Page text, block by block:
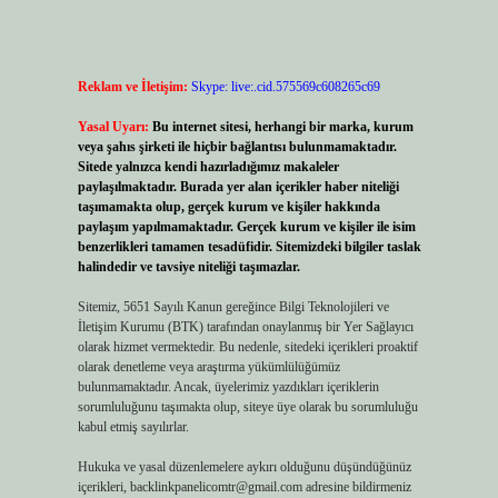
Reklam ve İletişim: Skype: live:.cid.575569c608265c69
Yasal Uyarı: Bu internet sitesi, herhangi bir marka, kurum
veya şahıs şirketi ile hiçbir bağlantısı bulunmamaktadır.
Sitede yalnızca kendi hazırladığımız makaleler
paylaşılmaktadır. Burada yer alan içerikler haber niteliği
taşımamakta olup, gerçek kurum ve kişiler hakkında
paylaşım yapılmamaktadır. Gerçek kurum ve kişiler ile isim
benzerlikleri tamamen tesadüfidir. Sitemizdeki bilgiler taslak
halindedir ve tavsiye niteliği taşımazlar.
Sitemiz, 5651 Sayılı Kanun gereğince Bilgi Teknolojileri ve
İletişim Kurumu (BTK) tarafından onaylanmış bir Yer Sağlayıcı
olarak hizmet vermektedir. Bu nedenle, sitedeki içerikleri proaktif
olarak denetleme veya araştırma yükümlülüğümüz
bulunmamaktadır. Ancak, üyelerimiz yazdıkları içeriklerin
sorumluluğunu taşımakta olup, siteye üye olarak bu sorumluluğu
kabul etmiş sayılırlar.
Hukuka ve yasal düzenlemelere aykırı olduğunu düşündüğünüz
içerikleri, backlinkpanelicomtr@gmail.comadresine bildirmeniz